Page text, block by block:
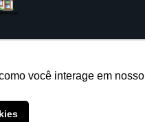
você interage em